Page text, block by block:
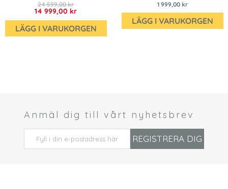
14 999,00 kr
24 599,00 kr
LÄGG I VARUKORGEN
1 999,00 kr
LÄGG I VARUKORGEN
Anmäl dig till vårt nyhetsbrev
REGISTRERA DIG